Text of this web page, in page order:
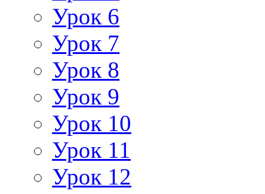
Урок 6
Урок 7
Урок 8
Урок 9
Урок 10
Урок 11
Урок 12